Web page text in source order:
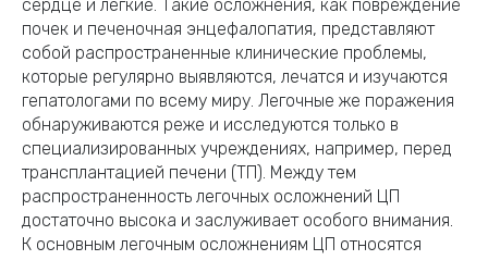
сердце и легкие. Такие осложнения, как повреждение
почек и печеночная энцефалопатия, представляют
собой распространенные клинические проблемы,
которые регулярно выявляются, лечатся и изучаются
гепатологами по всему миру. Легочные же поражения
обнаруживаются реже и исследуются только в
специализированных учреждениях, например, перед
трансплантацией печени (ТП). Между тем
распространенность легочных осложнений ЦП
достаточно высока и заслуживает особого внимания.
К основным легочным осложнениям ЦП относятся